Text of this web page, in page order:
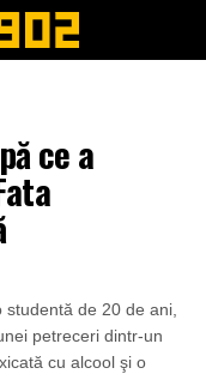
ce a
de 20 de ani,
petreceri dintr-un
cu alcool şi o